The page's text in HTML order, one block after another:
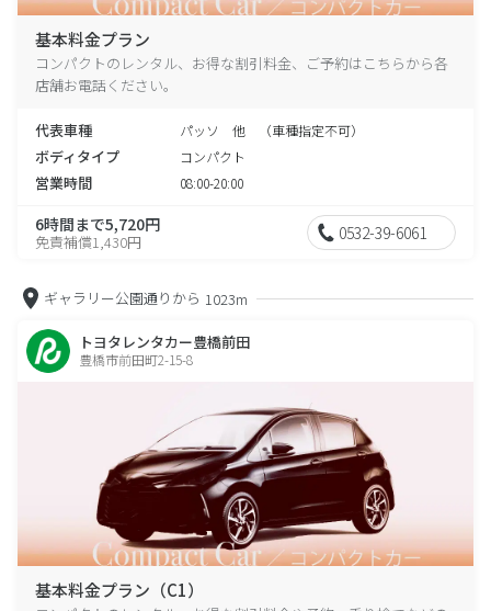
基本料金プラン
コンパクトのレンタル、お得な割引料金、ご予約はこちらから各
店舗お電話ください。
代表車種 パッソ 他 （車種指定不可）
ボディタイプ コンパクト
営業時間 08:00-20:00
6時間まで5,720円
免責補償1,430円 0532-39-6061
ギャラリー公園通りから 1023m
トヨタレンタカー豊橋前田
豊橋市前田町2-15-8
基本料金プラン（C1）